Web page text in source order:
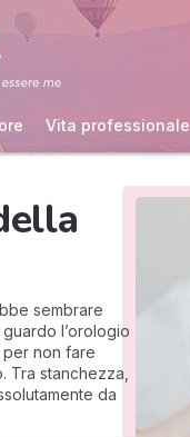
Vita professionale
sembrare
l’orologio
per non fare
Tra stanchezza,
da